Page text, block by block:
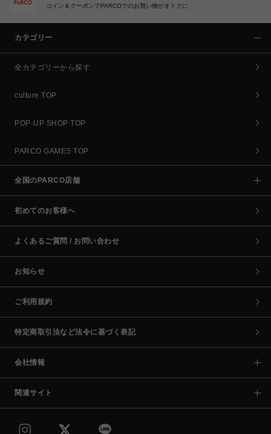
コイン＆クーポンでPARCOでのお買い物がオトクに
カテゴリー
全カテゴリーから探す
culture TOP
POP-UP SHOP TOP
PARCO GAMES TOP
全国のPARCO店舗
初めてのお客様へ
よくあるご質問 / お問い合わせ
お知らせ
ご利用規約
特定商取引法など法令に基づく表記
会社情報
関連サイト